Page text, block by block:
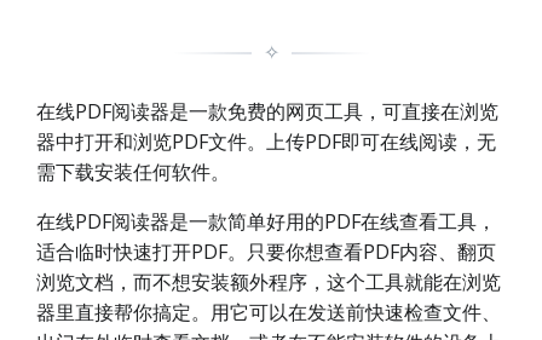
✧
在线PDF阅读器是一款免费的网页工具，可直接在浏览
器中打开和浏览PDF文件。上传PDF即可在线阅读，无
需下载安装任何软件。
在线PDF阅读器是一款简单好用的PDF在线查看工具，
适合临时快速打开PDF。只要你想查看PDF内容、翻页
浏览文档，而不想安装额外程序，这个工具就能在浏览
器里直接帮你搞定。用它可以在发送前快速检查文件、